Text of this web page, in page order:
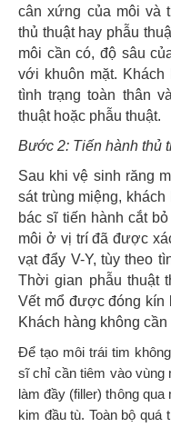
cân xứng của môi và
thủ thuật hay phẫu
môi cần có, độ sâu
với khuôn mặt.
tình trạng toàn thân
thuật hoặc phẫu thuật.
Bước 2: Tiến hành thủ
Sau khi vệ sinh răng
sát trùng miệng,
bác sĩ tiến hành cắt
môi ở vị trí đã được
vạt đẩy V-Y, tùy theo
Thời gian phẫu thuật
Vết mổ được đóng kín
Khách hàng không
Để tạo môi trái tim
sĩ chỉ cần tiêm vào vùng
làm đầy (filler) thông
kim đầu tù. Toàn bộ quá